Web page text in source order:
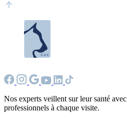
Nos experts veillent sur leur santé
professionnels à chaque visite.